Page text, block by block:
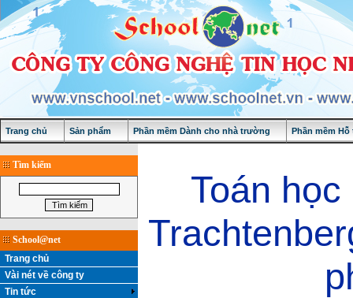
Trang chủ Sản phẩm Phần mềm Dành cho nhà trường Phần mềm
Tìm kiếm
School@net
Trang chủ
Vài nét về công ty
Tin tức
Toán